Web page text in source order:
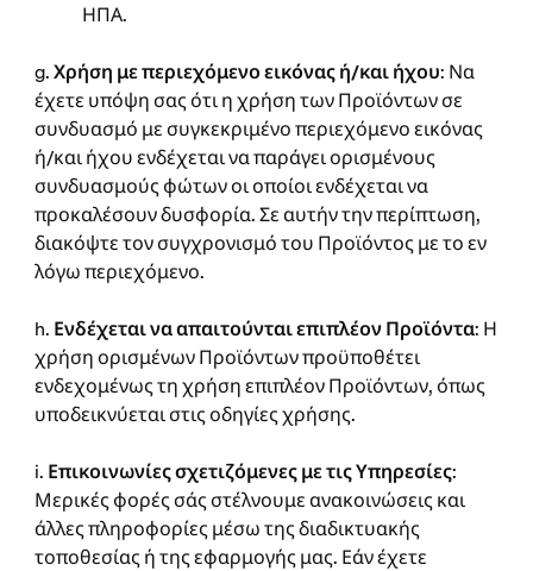
ΗΠΑ.
g.Χρήση με περιεχόμενο εικόνας ή/και ήχου: Να
έχετε υπόψη σας ότι η χρήση των Προϊόντων σε
συνδυασμό με συγκεκριμένο περιεχόμενο εικόνας
ή/και ήχου ενδέχεται να παράγει ορισμένους
συνδυασμούς φώτων οι οποίοι ενδέχεται να
προκαλέσουν δυσφορία. Σε αυτήν την περίπτωση,
διακόψτε τον συγχρονισμό του Προϊόντος με το εν
λόγω περιεχόμενο.
h. Ενδέχεται να απαιτούνται επιπλέον Προϊόντα: Η
χρήση ορισμένων Προϊόντων προϋποθέτει
ενδεχομένως τη χρήση επιπλέον Προϊόντων, όπως
υποδεικνύεται στις οδηγίες χρήσης.
i. Επικοινωνίες σχετιζόμενες με τις Υπηρεσίες:
Μερικές φορές σάς στέλνουμε ανακοινώσεις και
άλλες πληροφορίες μέσω της διαδικτυακής
τοποθεσίας ή της εφαρμογής μας. Εάν έχετε